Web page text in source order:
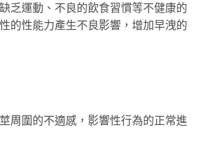
乏運動、不良的飲食習慣等不健康的
的性能力產生不良影響，增加早洩的
周圍的不適感，影響性行為的正常進